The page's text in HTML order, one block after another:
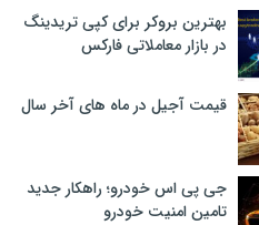
بهترین بروکر برای کپی‌ تریدینگ
در بازار معاملاتی فارکس
قیمت آجیل در ماه های آخر سال
جی پی اس خودرو؛ راهکار جدید
تامین امنیت خودرو